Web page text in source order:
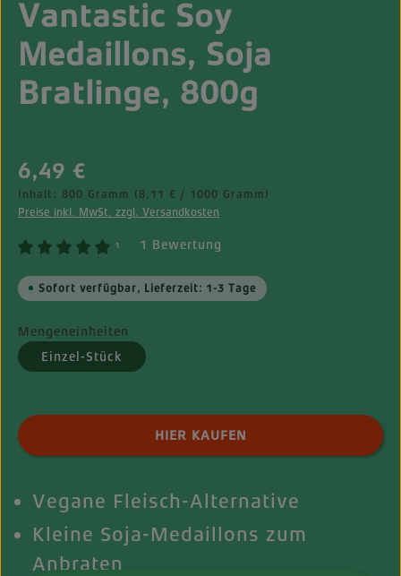
Vantastic Soy
Medaillons, Soja
Bratlinge, 800g
Regulärer Preis:
6,49 €
Inhalt: 800 Gramm (8,11 € / 1000 Gramm)
Preise inkl. MwSt. zzgl. Versandkosten
¹ 1 Bewertung
Vegane Fleisch-Alternative
Kleine Soja-Medaillons zum
Anbraten
Sofort verfügbar, Lieferzeit: 1-3 Tage
Mengeneinheiten
Einzel-Stück
Produkt Anzahl: Gib den gewünschten
HIER KAUFEN